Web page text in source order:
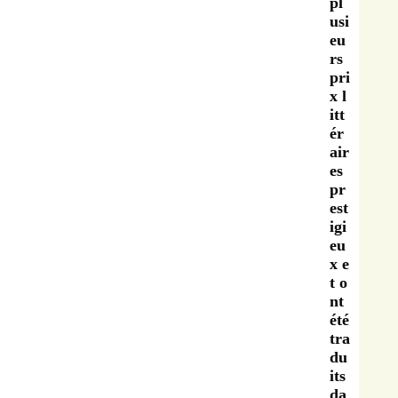
usi
eu
rs
pri
x l
itt
ér
air
es
pr
est
igi
eu
x e
t o
nt
été
tra
du
its
da